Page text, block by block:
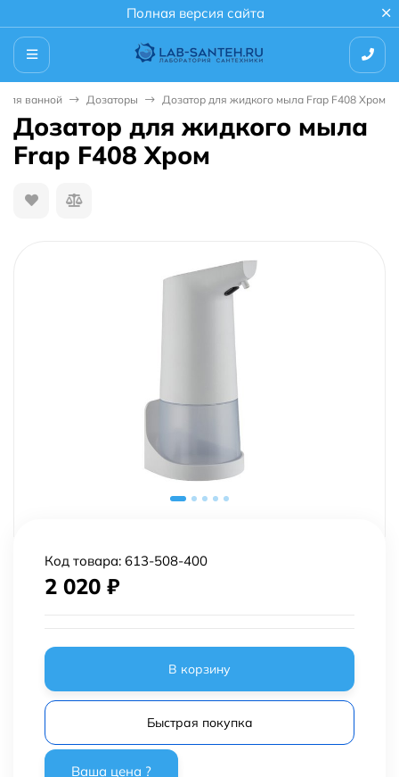
Полная версия сайта
для ванной Дозаторы Дозатор для жидкого мыла Frap F408 Хром
Дозатор для жидкого мыла
Frap F408 Хром
Код товара: 613-508-400
2 020 ₽
В корзину
Быстрая покупка